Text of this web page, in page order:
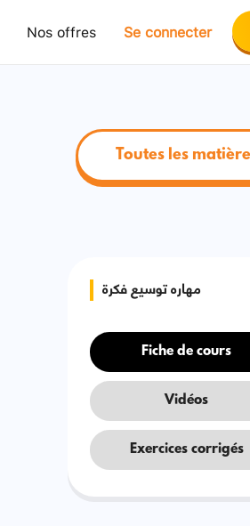
Nos offres Se connecter
Toutes les
مهاره توسيع فكرة
Fiche de cours
Vidéos
Exercices corrigés